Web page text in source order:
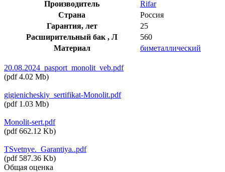
Производитель
Rifar
Страна
Россия
Гарантия, лет
25
Расширительный бак , Л
560
Материал
биметаллический
20.08.2024_pasport_monolit_veb.pdf
(pdf 4.02 Mb)
gigienicheskiy_sertifikat-Monolit.pdf
(pdf 1.03 Mb)
Monolit-sert.pdf
(pdf 662.12 Kb)
TSvetnye._Garantiya..pdf
(pdf 587.36 Kb)
Общая оценка